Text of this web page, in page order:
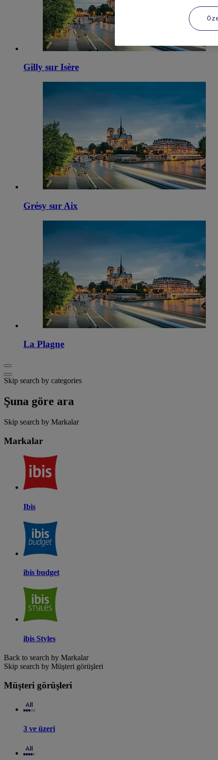
Gilly sur Isère
Grésy sur Aix
La Plagne
Skip search by categories
Şuna göre ara
Skip search by Markalar
Markalar
Ibis
ibis budget
ibis Styles
Back to search by Markalar
Skip search by Müşteri görüşleri
Müşteri görüşleri
3 ve üzeri